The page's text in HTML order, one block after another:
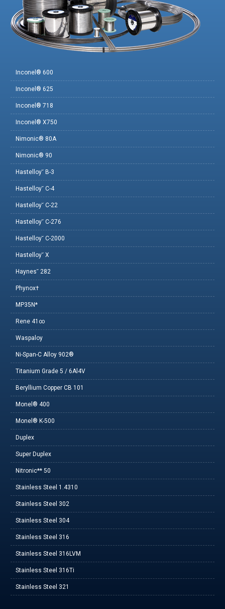
Inconel® 600
Inconel® 625
Inconel® 718
Inconel® X750
Nimonic® 80A
Nimonic® 90
Hastelloy˘ B-3
Hastelloy˘ C-4
Hastelloy˘ C-22
Hastelloy˘ C-276
Hastelloy˘ C-2000
Hastelloy˘ X
Haynes˘ 282
Phynox†
MP35N*
Rene 41∞
Waspaloy
Ni-Span-C Alloy 902®
Titanium Grade 5 / 6Al4V
Beryllium Copper CB 101
Monel® 400
Monel® K-500
Duplex
Super Duplex
Nitronic** 50
Stainless Steel 1.4310
Stainless Steel 302
Stainless Steel 304
Stainless Steel 316
Stainless Steel 316LVM
Stainless Steel 316Ti
Stainless Steel 321